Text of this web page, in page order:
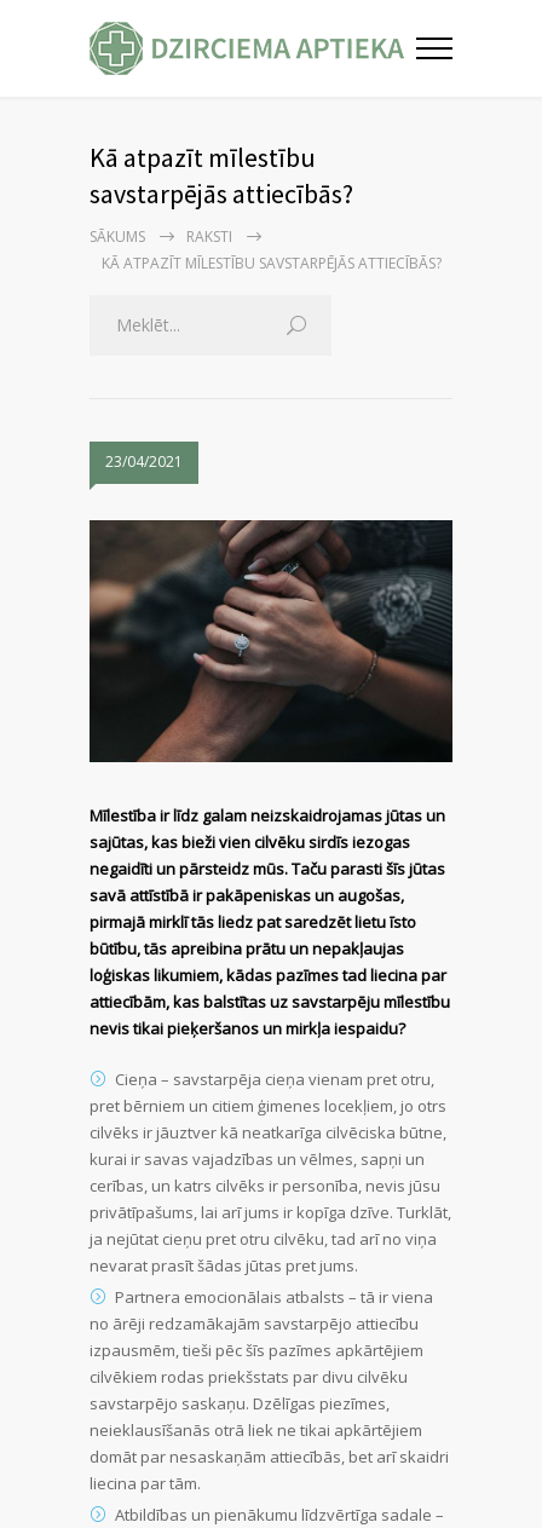
Kā atpazīt mīlestību
savstarpējās attiecībās?
SĀKUMS
RAKSTI
KĀ ATPAZĪT MĪLESTĪBU SAVSTARPĒJĀS ATTIECĪBĀS?
23/04/2021
Mīlestība ir līdz galam neizskaidrojamas jūtas un
sajūtas, kas bieži vien cilvēku sirdīs iezogas
negaidīti un pārsteidz mūs. Taču parasti šīs jūtas
savā attīstībā ir pakāpeniskas un augošas,
pirmajā mirklī tās liedz pat saredzēt lietu īsto
būtību, tās apreibina prātu un nepakļaujas
loģiskas likumiem, kādas pazīmes tad liecina par
attiecībām, kas balstītas uz savstarpēju mīlestību
nevis tikai pieķeršanos un mirkļa iespaidu?
Cieņa – savstarpēja cieņa vienam pret otru,
pret bērniem un citiem ģimenes locekļiem, jo otrs
cilvēks ir jāuztver kā neatkarīga cilvēciska būtne,
kurai ir savas vajadzības un vēlmes, sapņi un
cerības, un katrs cilvēks ir personība, nevis jūsu
privātīpašums, lai arī jums ir kopīga dzīve. Turklāt,
ja nejūtat cieņu pret otru cilvēku, tad arī no viņa
nevarat prasīt šādas jūtas pret jums.
Partnera emocionālais atbalsts – tā ir viena
no ārēji redzamākajām savstarpējo attiecību
izpausmēm, tieši pēc šīs pazīmes apkārtējiem
cilvēkiem rodas priekšstats par divu cilvēku
savstarpējo saskaņu. Dzēlīgas piezīmes,
neieklausīšanās otrā liek ne tikai apkārtējiem
domāt par nesaskaņām attiecībās, bet arī skaidri
liecina par tām.
Atbildības un pienākumu līdzvērtīga sadale –